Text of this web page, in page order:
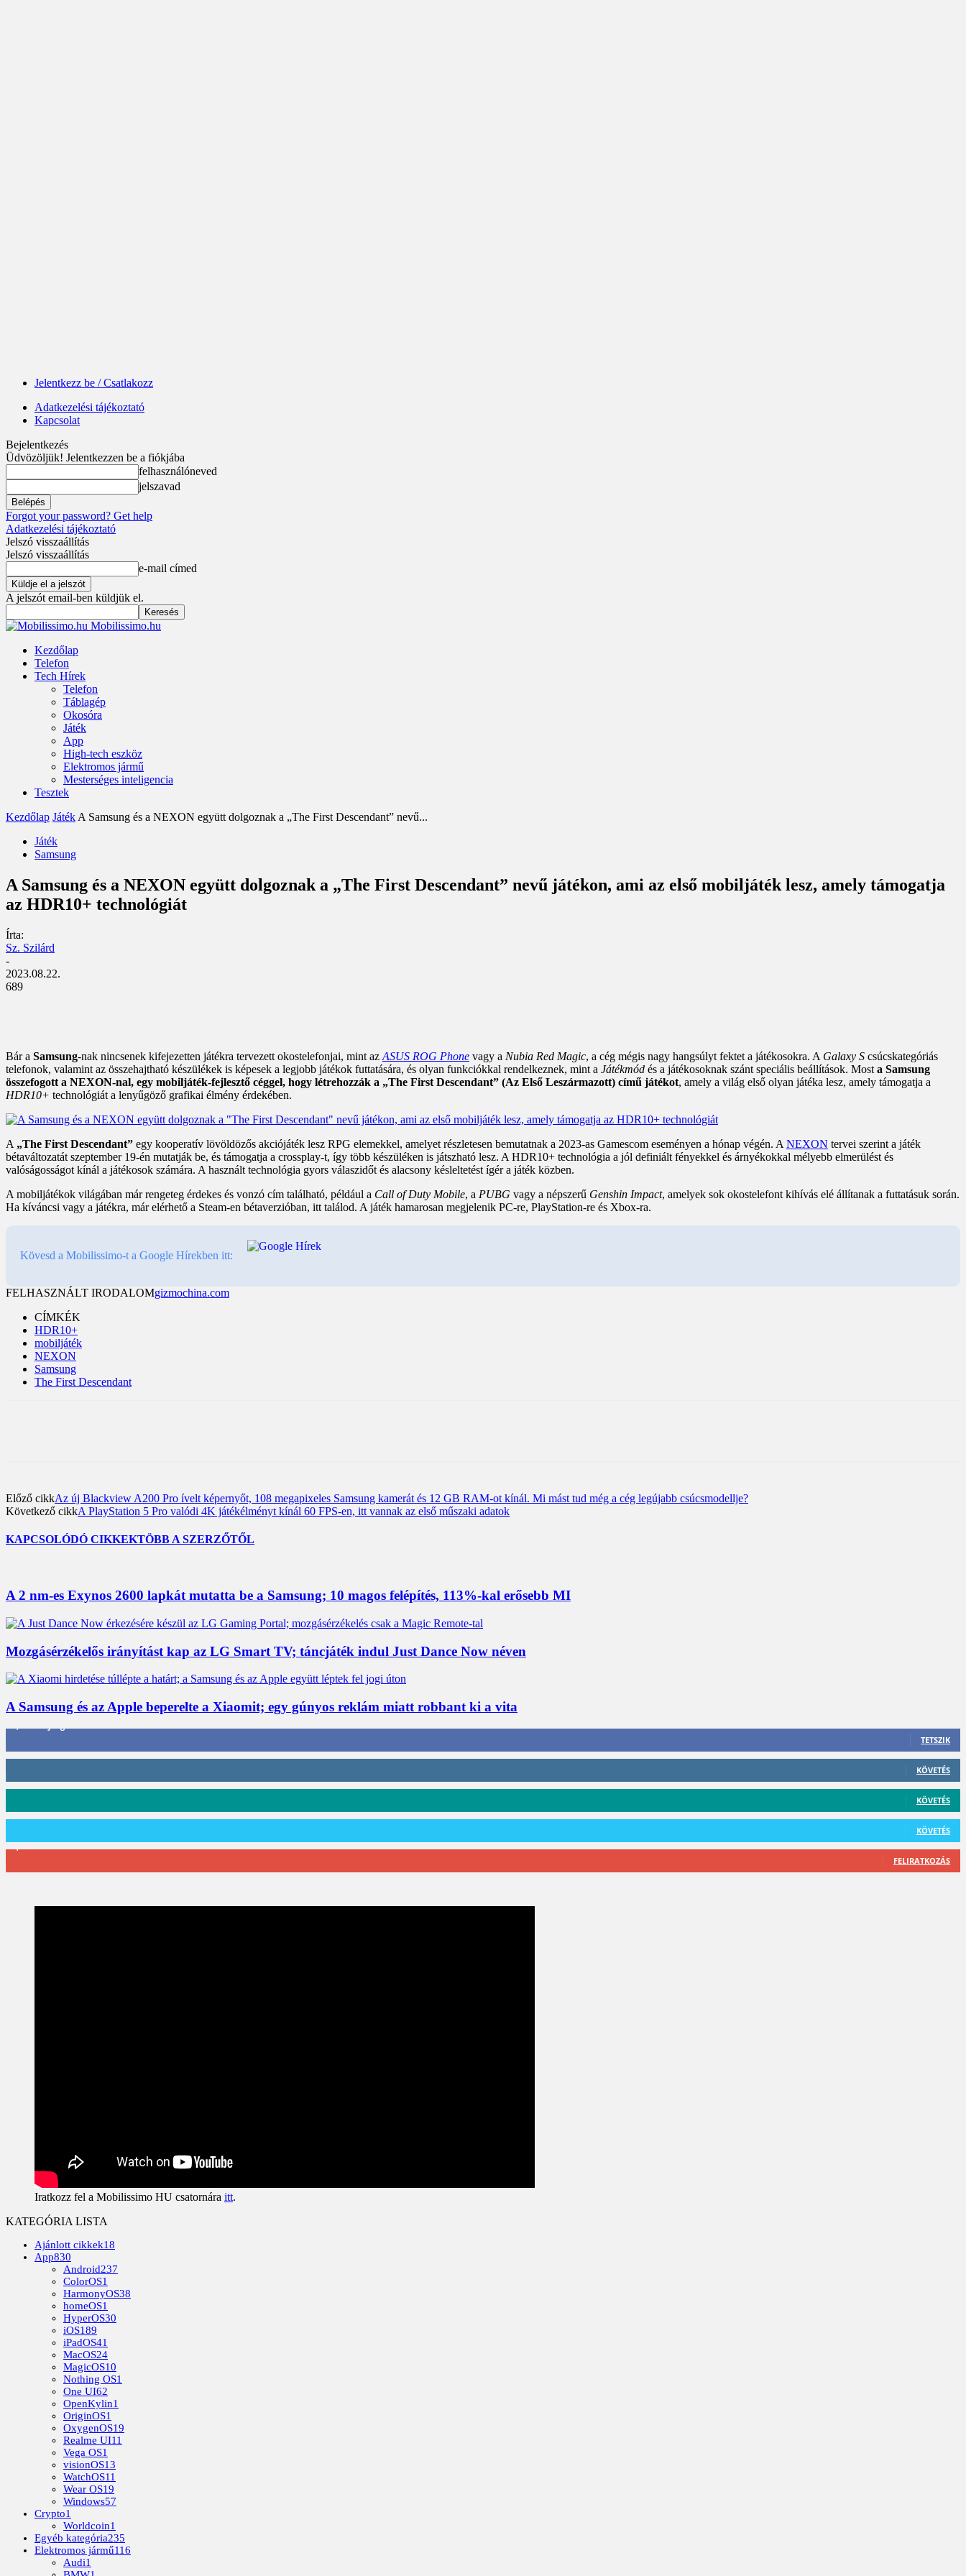
Jelentkezz be / Csatlakozz
Adatkezelési tájékoztató
Kapcsolat
Bejelentkezés
Üdvözöljük! Jelentkezzen be a fiókjába
felhasználóneved
jelszavad
Forgot your password? Get help
Adatkezelési tájékoztató
Jelszó visszaállítás
Jelszó visszaállítás
e-mail címed
A jelszót email-ben küldjük el.
Mobilissimo.hu
Kezdőlap
Telefon
Tech Hírek
Telefon
Táblagép
Okosóra
Játék
App
High-tech eszköz
Elektromos jármű
Mesterséges inteligencia
Tesztek
Kezdőlap Játék A Samsung és a NEXON együtt dolgoznak a „The First Descendant” nevű...
Játék
Samsung
A Samsung és a NEXON együtt dolgoznak a „The First Descendant” nevű játékon, ami az első mobiljáték lesz, amely támogatja
az HDR10+ technológiát
Írta:
Sz. Szilárd
-
2023.08.22.
689
Bár a Samsung-nak nincsenek kifejezetten játékra tervezett okostelefonjai, mint az ASUS ROG Phone vagy a Nubia Red Magic, a cég mégis nagy hangsúlyt fektet a játékosokra. A Galaxy S csúcskategóriás
telefonok, valamint az összehajtható készülékek is képesek a legjobb játékok futtatására, és olyan funkciókkal rendelkeznek, mint a Játékmód és a játékosoknak szánt speciális beállítások. Most a Samsung
összefogott a NEXON-nal, egy mobiljáték-fejlesztő céggel, hogy létrehozzák a „The First Descendant” (Az Első Leszármazott) című játékot, amely a világ első olyan játéka lesz, amely támogatja a
HDR10+ technológiát a lenyűgöző grafikai élmény érdekében.
A „The First Descendant” egy kooperatív lövöldözős akciójáték lesz RPG elemekkel, amelyet részletesen bemutatnak a 2023-as Gamescom eseményen a hónap végén. A NEXON tervei szerint a játék
bétaváltozatát szeptember 19-én mutatják be, és támogatja a crossplay-t, így több készüléken is játszható lesz. A HDR10+ technológia a jól definiált fényekkel és árnyékokkal mélyebb elmerülést és
valóságosságot kínál a játékosok számára. A használt technológia gyors válaszidőt és alacsony késleltetést ígér a játék közben.
A mobiljátékok világában már rengeteg érdekes és vonzó cím található, például a Call of Duty Mobile, a PUBG vagy a népszerű Genshin Impact, amelyek sok okostelefont kihívás elé állítanak a futtatásuk során.
Ha kíváncsi vagy a játékra, már elérhető a Steam-en bétaverzióban, itt találod. A játék hamarosan megjelenik PC-re, PlayStation-re és Xbox-ra.
Kövesd a Mobilissimo-t a Google Hírekben itt:
FELHASZNÁLT IRODALOMgizmochina.com
CÍMKÉK
HDR10+
mobiljáték
NEXON
Samsung
The First Descendant
Előző cikkAz új Blackview A200 Pro ívelt képernyőt, 108 megapixeles Samsung kamerát és 12 GB RAM-ot kínál. Mi mást tud még a cég legújabb csúcsmodellje?
Következő cikkA PlayStation 5 Pro valódi 4K játékélményt kínál 60 FPS-en, itt vannak az első műszaki adatok
KAPCSOLÓDÓ CIKKEKTÖBB A SZERZŐTŐL
A 2 nm-es Exynos 2600 lapkát mutatta be a Samsung; 10 magos felépítés, 113%-kal erősebb MI
Mozgásérzékelős irányítást kap az LG Smart TV; táncjáték indul Just Dance Now néven
A Samsung és az Apple beperelte a Xiaomit; egy gúnyos reklám miatt robbant ki a vita
TETSZIK
412 Követő
KÖVETÉS
59 Követő
KÖVETÉS
101 Követő
KÖVETÉS
2,589 Feliratkozó
FELIRATKOZÁS
Iratkozz fel a Mobilissimo HU csatornára itt.
KATEGÓRIA LISTA
Ajánlott cikkek18
App830
Android237
ColorOS1
HarmonyOS38
homeOS1
HyperOS30
iOS189
iPadOS41
MacOS24
MagicOS10
Nothing OS1
One UI62
OpenKylin1
OriginOS1
OxygenOS19
Realme UI11
Vega OS1
visionOS13
WatchOS11
Wear OS19
Windows57
Crypto1
Worldcoin1
Egyéb kategória235
Elektromos jármű116
Audi1